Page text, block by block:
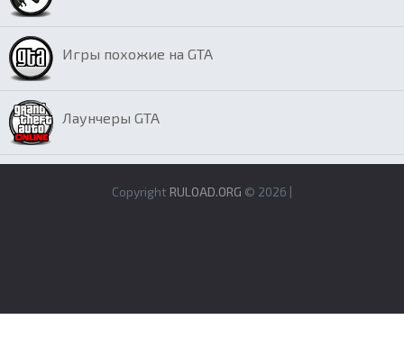
Игры похожие на GTA
Лаунчеры GTA
Copyright RULOAD.ORG © 2026 |